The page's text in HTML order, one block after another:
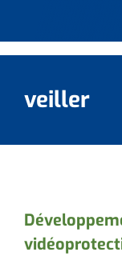
Vie municipale
Culture et
veiller